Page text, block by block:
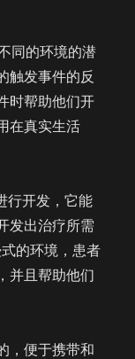
同的环境的潜
触发事件的反
时帮助他们开
在真实生活
行开发，它能
发出治疗所需
的环境，患者
并且帮助他们
，便于携带和